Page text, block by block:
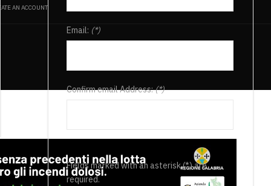
AN ACCOUNT
Email: (*)
Confirm email Address:(*)
Fields marked with an asterisk (*) are
required.